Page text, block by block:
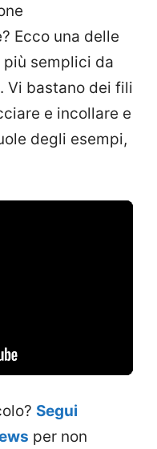
Ecco una delle
semplici da
Vi bastano dei fili
e incollare e
degli esempi,
Segui
per non